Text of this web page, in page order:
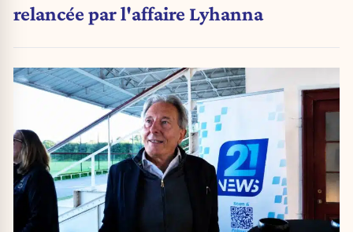
relancée par l'affaire Lyhanna